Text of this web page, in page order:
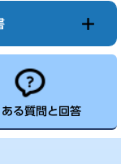
ある質問と回答